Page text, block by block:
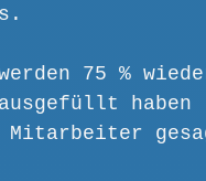
werden 75 %
Mitarbeiter